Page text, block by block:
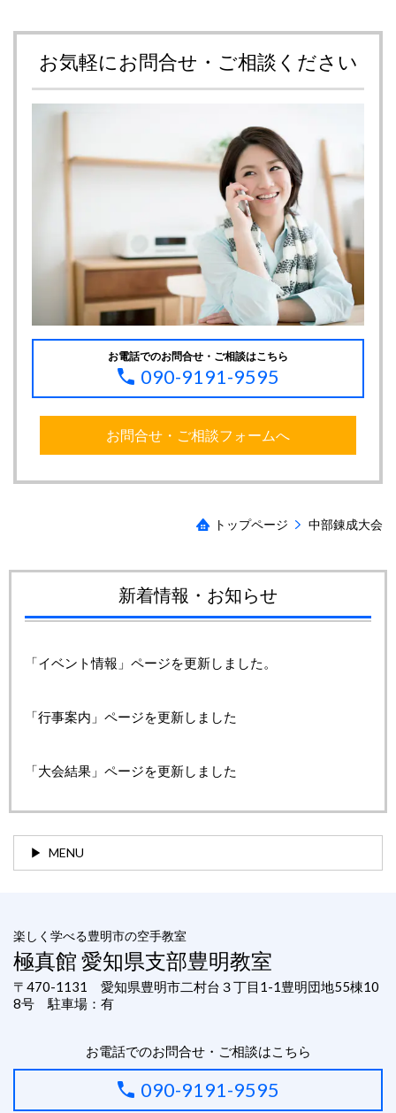
お気軽にお問合せ・ご相談ください
お電話でのお問合せ・ご相談はこちら
090-9191-9595
お問合せ・ご相談フォームへ
トップページ 中部錬成大会
新着情報・お知らせ
「イベント情報」ページを更新しました。
「行事案内」ページを更新しました
「大会結果」ページを更新しました
MENU
楽しく学べる豊明市の空手教室
極真館 愛知県支部豊明教室
〒470-1131 愛知県豊明市二村台３丁目1-1豊明団地55棟10
8号 駐車場：有
お電話でのお問合せ・ご相談はこちら
090-9191-9595